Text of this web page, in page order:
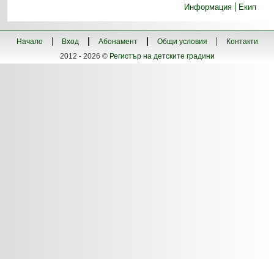
Информация
Екип
Начало Вход Абонамент Общи условия
Контакти
2012 - 2026 © Регистър на детските градини